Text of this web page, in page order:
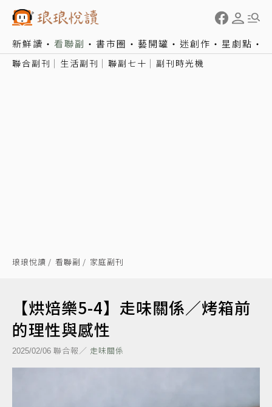
新鮮讀 看聯副 書市圈 藝開罐 迷創作 星劇點
聯合副刊 生活副刊 聯副七十 副刊時光機
琅琅悅讀 看聯副 家庭副刊
【烘焙樂5-4】走味關係／烤箱前
的理性與感性
2025/02/06 聯合報／ 走味關係